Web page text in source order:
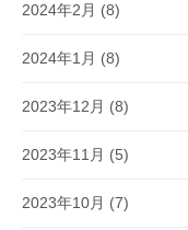
2024年2月 (8)
2024年1月 (8)
2023年12月 (8)
2023年11月 (5)
2023年10月 (7)